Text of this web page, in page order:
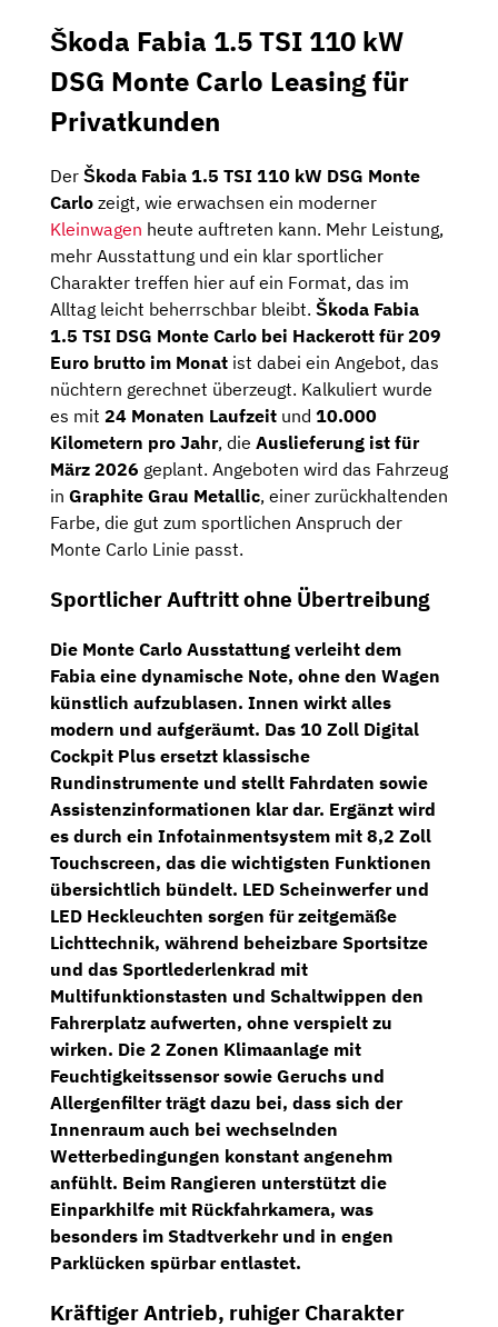
Škoda Fabia 1.5 TSI 110 kW
DSG Monte Carlo Leasing für
Privatkunden
Der Škoda Fabia 1.5 TSI 110 kW DSG Monte
Carlo zeigt, wie erwachsen ein moderner
Kleinwagen heute auftreten kann. Mehr Leistung,
mehr Ausstattung und ein klar sportlicher
Charakter treffen hier auf ein Format, das im
Alltag leicht beherrschbar bleibt. Škoda Fabia
1.5 TSI DSG Monte Carlo bei Hackerott für 209
Euro brutto im Monat ist dabei ein Angebot, das
nüchtern gerechnet überzeugt. Kalkuliert wurde
es mit 24 Monaten Laufzeit und 10.000
Kilometern pro Jahr, die Auslieferung ist für
März 2026 geplant. Angeboten wird das Fahrzeug
in Graphite Grau Metallic, einer zurückhaltenden
Farbe, die gut zum sportlichen Anspruch der
Monte Carlo Linie passt.
Sportlicher Auftritt ohne Übertreibung
Die Monte Carlo Ausstattung verleiht dem
Fabia eine dynamische Note, ohne den Wagen
künstlich aufzublasen. Innen wirkt alles
modern und aufgeräumt. Das 10 Zoll Digital
Cockpit Plus ersetzt klassische
Rundinstrumente und stellt Fahrdaten sowie
Assistenzinformationen klar dar. Ergänzt wird
es durch ein Infotainmentsystem mit 8,2 Zoll
Touchscreen, das die wichtigsten Funktionen
übersichtlich bündelt. LED Scheinwerfer und
LED Heckleuchten sorgen für zeitgemäße
Lichttechnik, während beheizbare Sportsitze
und das Sportlederlenkrad mit
Multifunktionstasten und Schaltwippen den
Fahrerplatz aufwerten, ohne verspielt zu
wirken. Die 2 Zonen Klimaanlage mit
Feuchtigkeitssensor sowie Geruchs und
Allergenfilterträgt dazu bei, dass sich der
Innenraum auch bei wechselnden
Wetterbedingungen konstant angenehm
anfühlt. Beim Rangieren unterstützt die
Einparkhilfe mit Rückfahrkamera, was
besonders im Stadtverkehr und in engen
Parklücken spürbar entlastet.
Kräftiger Antrieb, ruhiger Charakter